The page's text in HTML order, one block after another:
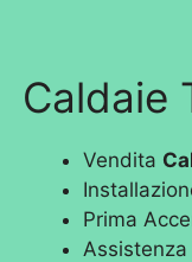
Caldaie
Vendita
Prima
Assistenza